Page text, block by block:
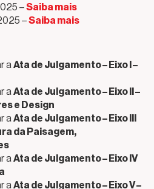
–Saiba mais
–Saiba mais
aAta de Julgamento – Eixo I –
aAta de Julgamento – Eixo II –
e Design
aAta de Julgamento – Eixo III
da Paisagem,
aAta de Julgamento – Eixo IV
aAta de Julgamento – Eixo V –